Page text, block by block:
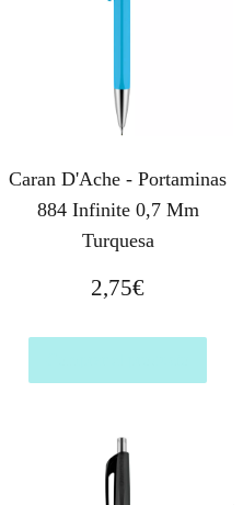
Caran D'Ache - Portaminas
884 Infinite 0,7 Mm
Turquesa
2,75€